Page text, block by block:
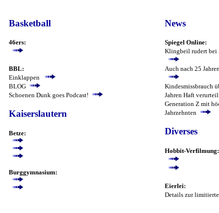
Basketball
46ers:
BBL:
Einklappen
BLOG
Schoenen Dunk goes Podcast!
Kaiserslautern
Betze:
Burggymnasium:
News
Spiegel Online:
Klingbeil rudert bei
Auch nach 25
Kindesmissbrauch
Jahren Haft
Generation Z mit
Jahrzehnten
Diverses
Hobbit-Verfilmung:
Eierlei:
Details zur